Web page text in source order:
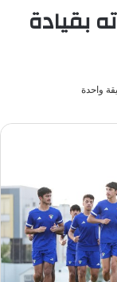
بقيادة
واحدة